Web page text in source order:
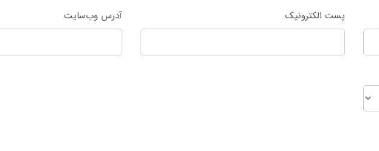
پست الکترونیک آدرس وب‌سایت